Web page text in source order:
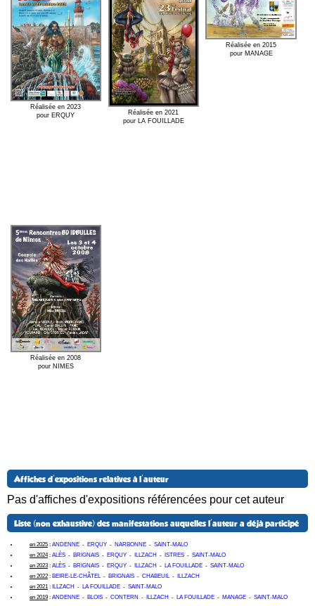
Réalisée en 2023
pour ERQUY
Réalisée en 2021
pour LA FOUILLADE
Réalisée en 2015
pour MANAGE
Réalisée en 2008
pour NIMES
Affiches d'expositions relatives à l'auteur
Pas d'affiches d'expositions référencées pour cet auteur
Liste (non exhaustive) des manifestations auquelles l'auteur a déjà participé
en 2025 : ANDENNE - ERQUY - NARBONNE - SAINT-MALO
en 2024: ALÈS - BRIGNAIS - ERQUY - ILLZACH - ISTRES - SAINT-MALO
en 2023 : ALÈS - BRIGNAIS - ERQUY - ILLZACH - LA FOUILLADE - SAINT-MALO
en 2022 : BEIRE-LE-CHÂTEL- BRIGNAIS - CHABEUIL-
ILLZACH
en 2021 : ILLZACH - LA FOUILLADE - SAINT-MALO
en 2019 : ANDENNE - BLOIS - CONTERN - ILLZACH - LA FOUILLADE - MANAGE - SAINT-MALO